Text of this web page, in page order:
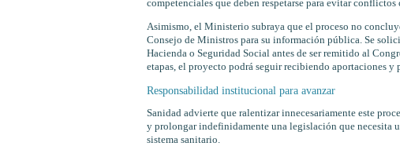
competenciales que deben respetarse para evitar
Asimismo, el Ministerio subraya que el proceso no
Consejo de Ministros para su información pública. Se
Hacienda o Seguridad Social antes de ser remitido al
etapas, el proyecto podrá seguir recibiendo aportaciones y
Responsabilidad institucional para avanzar
Sanidad advierte que ralentizar innecesariamente este
y prolongar indefinidamente una legislación que necesita
sistema sanitario.